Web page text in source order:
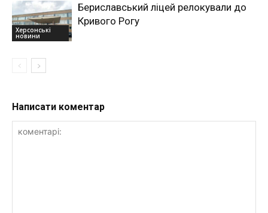
Херсонські
новини
Бериславський ліцей релокували до
Кривого Рогу
Написати коментар